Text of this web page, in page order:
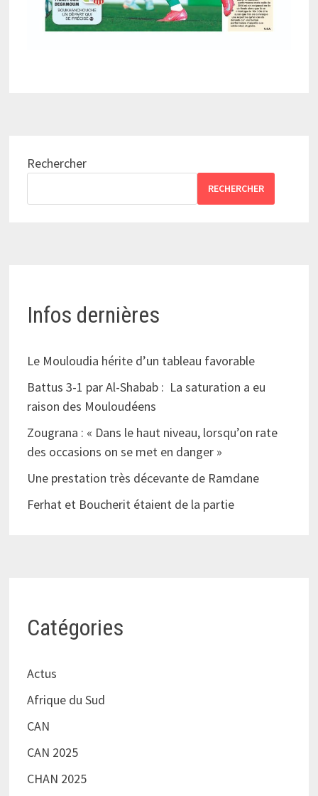
Rechercher
RECHERCHER
Infos dernières
Le Mouloudia hérite d’un tableau favorable
Battus 3-1 par Al-Shabab : La saturation a eu
raison des Mouloudéens
Zougrana : « Dans le haut niveau, lorsqu’on rate
des occasions on se met en danger »
Une prestation très décevante de Ramdane
Ferhat et Boucherit étaient de la partie
Catégories
Actus
Afrique du Sud
CAN
CAN 2025
CHAN 2025